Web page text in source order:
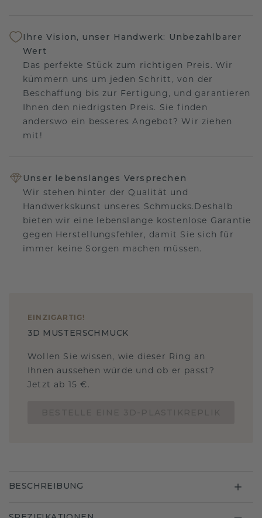
Ihre Vision, unser Handwerk: Unbezahlbarer
Wert
Das perfekte Stück zum richtigen Preis. Wir
kümmern uns um jeden Schritt, von der
Beschaffung bis zur Fertigung, und garantieren
Ihnen den niedrigsten Preis. Sie finden
anderswo ein besseres Angebot? Wir ziehen
mit!
Unser lebenslanges Versprechen
Wir stehen hinter der Qualität und
Handwerkskunst unseres Schmucks.Deshalb
bieten wir eine lebenslange kostenlose Garantie
gegen Herstellungsfehler, damit Sie sich für
immer keine Sorgen machen müssen.
EINZIGARTIG !
3D MUSTERSCHMUCK
Wollen Sie wissen, wie dieser Ring an
Ihnen aussehen würde und ob er passt?
Jetzt ab 15 €.
BESCHREIBUNG